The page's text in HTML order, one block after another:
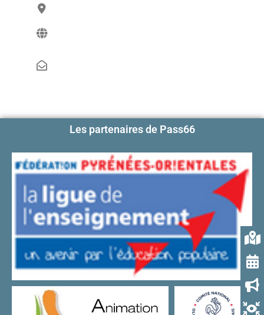
Les partenaires de Pass66